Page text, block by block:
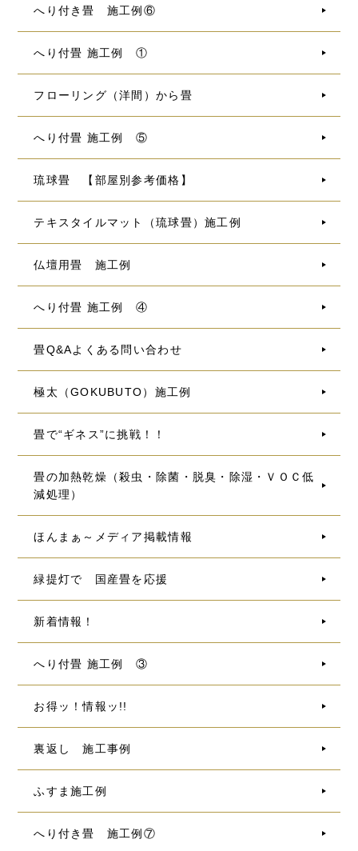
へり付き畳 施工例⑥
へり付畳 施工例 ①
フローリング（洋間）から畳
へり付畳 施工例 ⑤
琉球畳 【部屋別参考価格】
テキスタイルマット（琉球畳）施工例
仏壇用畳 施工例
へり付畳 施工例 ④
畳Q&Aよくある問い合わせ
極太（GOKUBUTO）施工例
畳で“ギネス”に挑戦！！
畳の加熱乾燥（殺虫・除菌・脱臭・除湿・ＶＯＣ低
減処理）
ほんまぁ～メディア掲載情報
緑提灯で 国産畳を応援
新着情報！
へり付畳 施工例 ③
お得ッ！情報ッ!!
裏返し 施工事例
ふすま施工例
へり付き畳 施工例⑦